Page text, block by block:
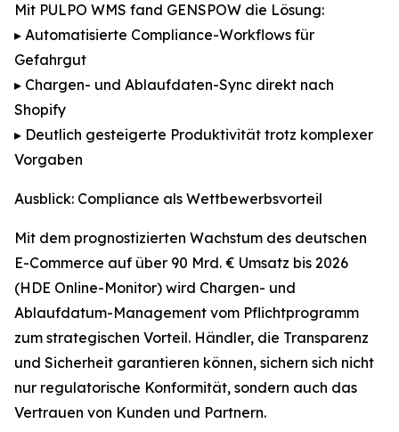
Mit PULPO WMS fand GENSPOW die Lösung:
▸ Automatisierte Compliance-Workflows für
Gefahrgut
▸ Chargen- und Ablaufdaten-Sync direkt nach
Shopify
▸ Deutlich gesteigerte Produktivität trotz komplexer
Vorgaben
Ausblick: Compliance als Wettbewerbsvorteil
Mit dem prognostizierten Wachstum des deutschen
E-Commerce auf über 90 Mrd. € Umsatz bis 2026
(HDE Online-Monitor) wird Chargen- und
Ablaufdatum-Management vom Pflichtprogramm
zum strategischen Vorteil. Händler, die Transparenz
und Sicherheit garantieren können, sichern sich nicht
nur regulatorische Konformität, sondern auch das
Vertrauen von Kunden und Partnern.